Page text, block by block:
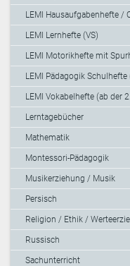
LEMI Hausaufgabenhefte /
LEMI Lernhefte (VS)
LEMI Motorikhefte mit
LEMI Pädagogik Schulhefte
LEMI Vokabelhefte (ab der
Lerntagebücher
Mathematik
Montessori-Pädagogik
Musikerziehung / Musik
Persisch
Religion / Ethik /
Russisch
Sachunterricht